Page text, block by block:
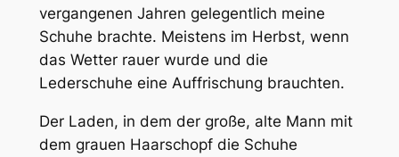
vergangenen Jahren gelegentlich meine
Schuhe brachte. Meistens im Herbst, wenn
das Wetter rauer wurde und die
Lederschuhe eine Auffrischung brauchten.
Der Laden, in dem der große, alte Mann mit
dem grauen Haarschopf die Schuhe